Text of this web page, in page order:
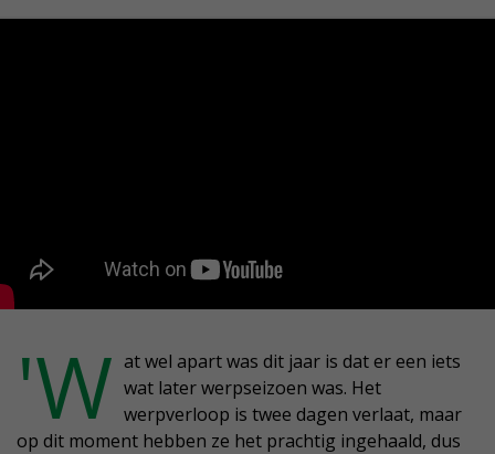
'W at wel apart was dit jaar is dat er een iets
wat later werpseizoen was. Het
werpverloop is twee dagen verlaat, maar
op dit moment hebben ze het prachtig ingehaald, dus